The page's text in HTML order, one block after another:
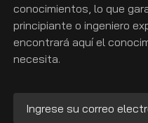
conocimientos, lo que
principiante o ingeniero
encontrará aquí el
necesita.